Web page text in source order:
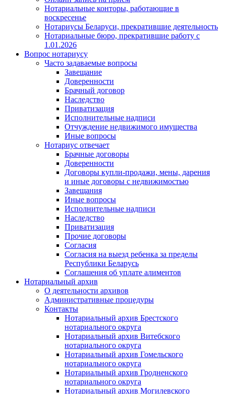
Нотариальные конторы, работающие в
воскресенье
Нотариусы Беларуси, прекратившие деятельность
Нотариальные бюро, прекратившие работу с
1.01.2026
Вопрос нотариусу
Часто задаваемые вопросы
Завещание
Доверенности
Брачный договор
Наследство
Приватизация
Исполнительные надписи
Отчуждение недвижимого имущества
Иные вопросы
Нотариус отвечает
Брачные договоры
Доверенности
Договоры купли-продажи, мены, дарения
и иные договоры с недвижимостью
Завещания
Иные вопросы
Исполнительные надписи
Наследство
Приватизация
Прочие договоры
Согласия
Согласия на выезд ребенка за пределы
Республики Беларусь
Соглашения об уплате алиментов
Нотариальный архив
О деятельности архивов
Административные процедуры
Контакты
Нотариальный архив Брестского
нотариального округа
Нотариальный архив Витебского
нотариального округа
Нотариальный архив Гомельского
нотариального округа
Нотариальный архив Гродненского
нотариального округа
Нотариальный архив Могилевского